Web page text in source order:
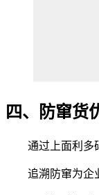
四、防窜货
通过上面利多码
追溯防窜为企业